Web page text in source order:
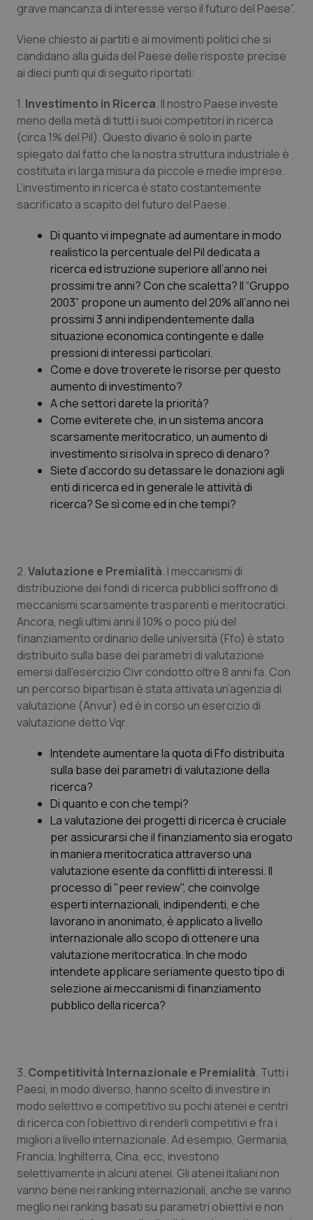
Provincia Autonoma di Trento
Puglia
Sardegna
Sicilia
Toscana
Umbria
Valle D’Aosta
Veneto
Ipertensione & Scompenso
Malattie rare
Malattia di Crohn & Rettocolite Ulcerosa
Neuroscienze & patologie neurodegenerative
Obesità
Oftalmologia
Oncodermatologia
Oncoematologia
Oncologia & Nutrizione
Psoriasi & pelle
Quotidiano Cardiologia
Quotidiano Chirurgia
Quotidiano Oncologia
Rene & patologie urogenitali
Salute orale & impianti
Sangue & coagulazione
Tiroide
Tumore al seno
Tumore ovarico
Tumori del Polmone & Testa Collo
Tumori gastrointestinali
Ulcera & Reflusso
Vaccini
grave mancanza di interesse verso il futuro del Paese”.
Viene chiesto ai partiti e ai movimenti politici che si
candidano alla guida del Paese delle risposte precise
ai dieci punti qui di seguito riportati:
1. Investimento in Ricerca. Il nostro Paese investe
meno della metà di tutti i suoi competitori in ricerca
(circa 1% del Pil). Questo divario è solo in parte
spiegato dal fatto che la nostra struttura industriale è
costituita in larga misura da piccole e medie imprese.
L’investimento in ricerca è stato costantemente
sacrificato a scapito del futuro del Paese.
Di quanto vi impegnate ad aumentare in modo
realistico la percentuale del Pil dedicata a
ricerca ed istruzione superiore all’anno nei
prossimi tre anni? Con che scaletta? Il “Gruppo
2003” propone un aumento del 20% all’anno nei
prossimi 3 anni indipendentemente dalla
situazione economica contingente e dalle
pressioni di interessi particolari.
Come e dove troverete le risorse per questo
aumento di investimento?
A che settori darete la priorità?
Come eviterete che, in un sistema ancora
scarsamente meritocratico, un aumento di
investimento si risolva in spreco di denaro?
Siete d’accordo su detassare le donazioni agli
enti di ricerca ed in generale le attività di
ricerca? Se sì come ed in che tempi?
2.Valutazione e Premialità. I meccanismi di
distribuzione dei fondi di ricerca pubblici soffrono di
meccanismi scarsamente trasparenti e meritocratici.
Ancora, negli ultimi anni il 10% o poco più del
finanziamento ordinario delle università (Ffo) è stato
distribuito sulla base dei parametri di valutazione
emersi dall’esercizio Civr condotto oltre 8 anni fa. Con
un percorso bipartisan è stata attivata un’agenzia di
valutazione (Anvur) ed è in corso un esercizio di
valutazione detto Vqr.
Intendete aumentare la quota di Ffo distribuita
sulla base dei parametri di valutazione della
ricerca?
Di quanto e con che tempi?
La valutazione dei progetti di ricerca è cruciale
per assicurarsi che il finanziamento sia erogato
in maniera meritocratica attraverso una
valutazione esente da conflitti di interessi. Il
processo di "peer review", che coinvolge
esperti internazionali, indipendenti, e che
lavorano in anonimato, è applicato a livello
internazionale allo scopo di ottenere una
valutazione meritocratica. In che modo
intendete applicare seriamente questo tipo di
selezione ai meccanismi di finanziamento
pubblico della ricerca?
3. Competitività Internazionale e Premialità. Tutti i
Paesi, in modo diverso, hanno scelto di investire in
modo selettivo e competitivo su pochi atenei e centri
di ricerca con l’obiettivo di renderli competitivi e fra i
migliori a livello internazionale. Ad esempio, Germania,
Francia, Inghilterra, Cina, ecc, investono
selettivamente in alcuni atenei. Gli atenei italiani non
vanno bene nei ranking internazionali, anche se vanno
meglio nei ranking basati su parametri obiettivi e non